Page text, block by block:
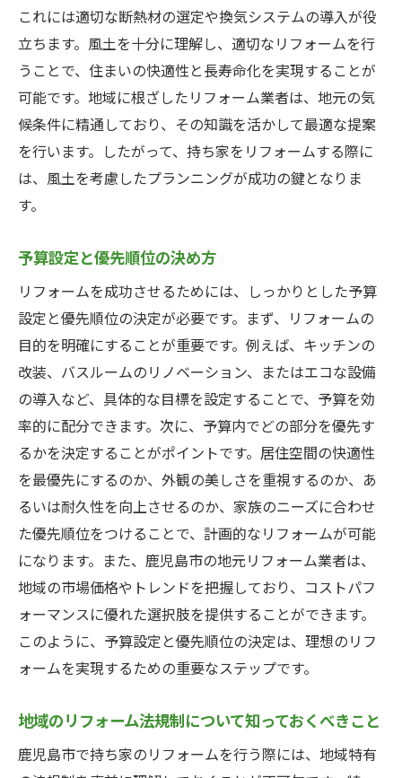
地域コミュニティとの連携で進めるリフォ
ーム
プロフェッショナル選びが鍵となる鹿児島市の
リフォーム
信頼できる業者の選び方ガイド
地元リフォーム会社の特徴と強み
実績とレビューで選ぶプロフェッショナル
契約前に確認すべき重要事項
鹿児島市の気候を考慮したリフォームプランの
立て方
湿気対策を考えた内装デザイン
夏の暑さを和らげる断熱と通風の工夫
台風対策を視野に入れた外装の選択
四季を通じて快適な室内環境作り
自然災害に備える防災リフォームのポイン
ト
地域特有の課題に対応する材料選び
リフォームで新たな価値を生むための具体的な
資産価値を高めるリフォームの考え方
デザイン性を向上させるためのリフォーム
事例
これには適切な断熱材の選定や換気システムの導入が役
立ちます。風土を十分に理解し、適切なリフォームを行
うことで、住まいの快適性と長寿命化を実現することが
可能です。地域に根ざしたリフォーム業者は、地元の気
候条件に精通しており、その知識を活かして最適な提案
を行います。したがって、持ち家をリフォームする際に
は、風土を考慮したプランニングが成功の鍵となりま
す。
予算設定と優先順位の決め方
リフォームを成功させるためには、しっかりとした予算
設定と優先順位の決定が必要です。まず、リフォームの
目的を明確にすることが重要です。例えば、キッチンの
改装、バスルームのリノベーション、またはエコな設備
の導入など、具体的な目標を設定することで、予算を効
率的に配分できます。次に、予算内でどの部分を優先す
るかを決定することがポイントです。居住空間の快適性
を最優先にするのか、外観の美しさを重視するのか、あ
るいは耐久性を向上させるのか、家族のニーズに合わせ
た優先順位をつけることで、計画的なリフォームが可能
になります。また、鹿児島市の地元リフォーム業者は、
地域の市場価格やトレンドを把握しており、コストパフ
ォーマンスに優れた選択肢を提供することができます。
このように、予算設定と優先順位の決定は、理想のリフ
ォームを実現するための重要なステップです。
地域のリフォーム法規制について知っておくべきこと
鹿児島市で持ち家のリフォームを行う際には、地域特有